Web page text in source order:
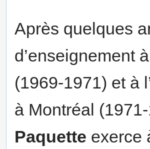
Après quelques
d’enseignement
(1969-1971) et à
à Montréal
Paquette exerce